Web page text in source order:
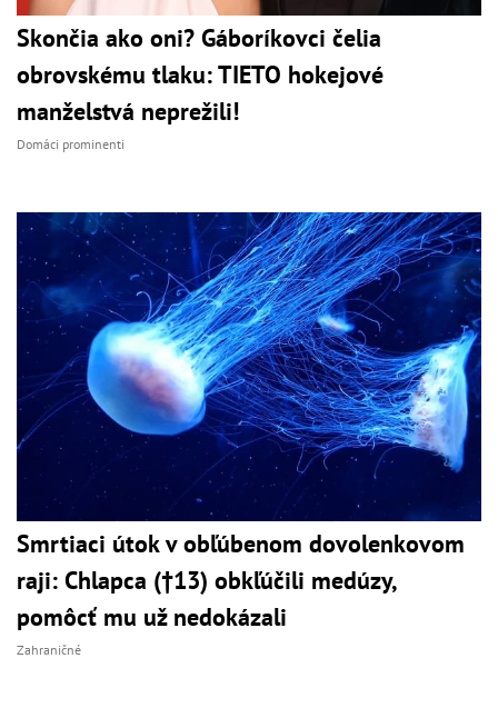
Skončia ako oni? Gáboríkovci čelia
obrovskému tlaku: TIETO hokejové
manželstvá neprežili!
Domáci prominenti
Smrtiaci útok v obľúbenom dovolenkovom
raji: Chlapca (†13) obkľúčili medúzy,
pomôcť mu už nedokázali
Zahraničné